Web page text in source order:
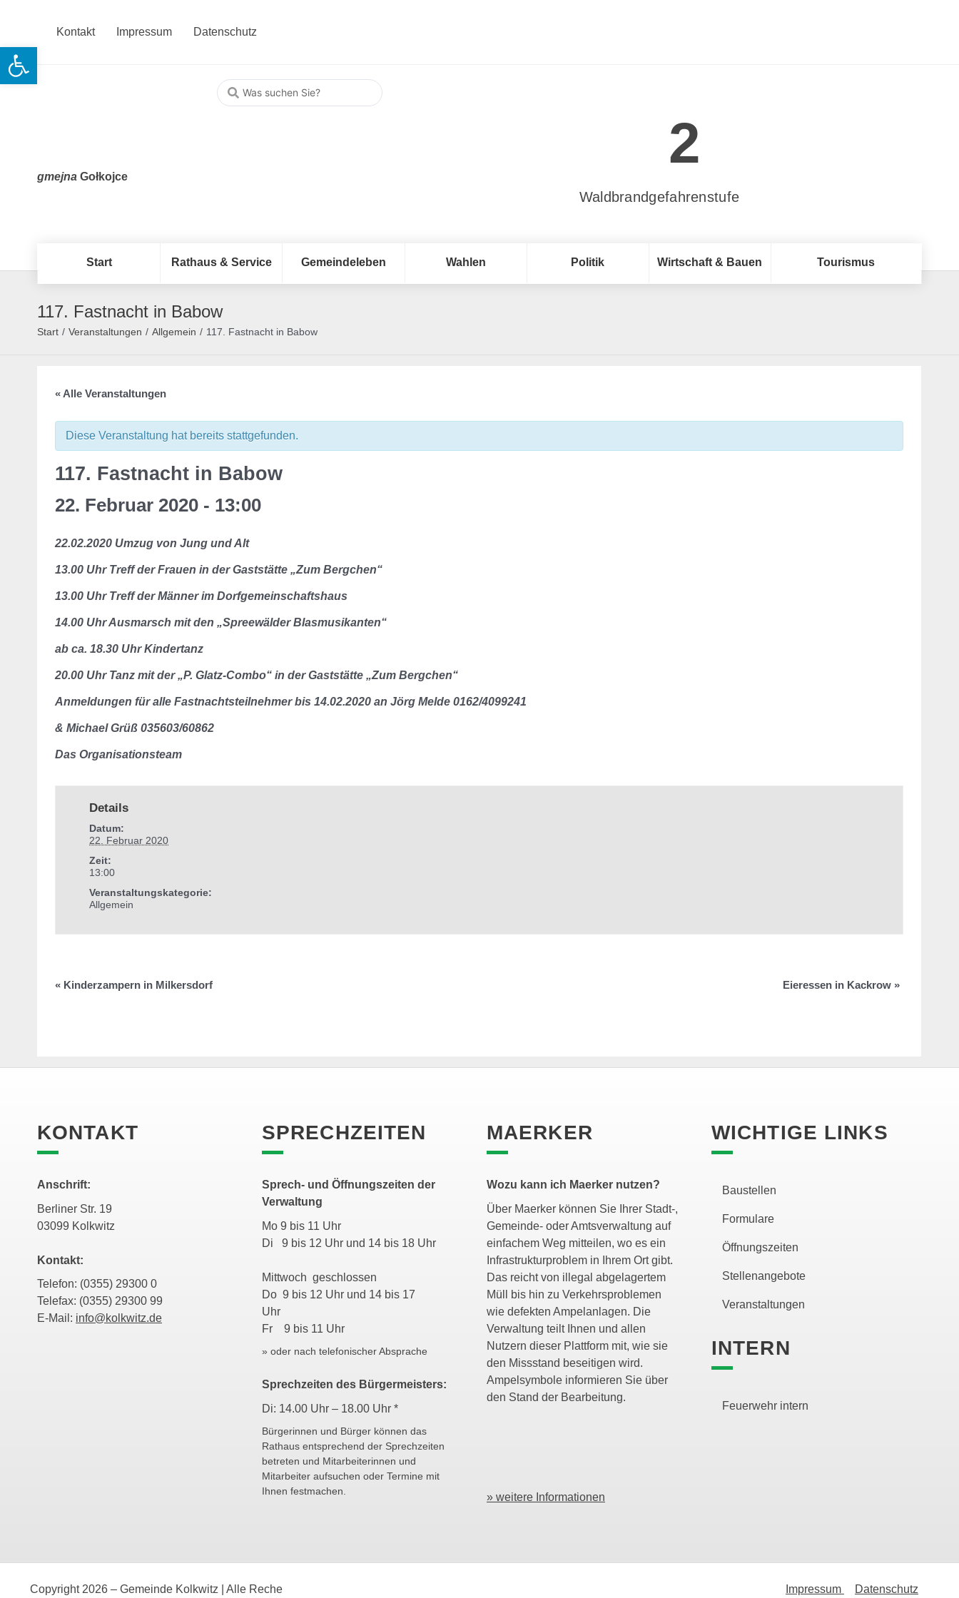
Kontakt Impressum Datenschutz
gmejna Gołkojce
2
Waldbrandgefahrenstufe
Start Rathaus & Service Gemeindeleben Wahlen Politik Wirtschaft & Bauen Tourismus
117. Fastnacht in Babow
Start / Veranstaltungen / Allgemein / 117. Fastnacht in Babow
« Alle Veranstaltungen
Diese Veranstaltung hat bereits stattgefunden.
117. Fastnacht in Babow
22. Februar 2020 - 13:00
22.02.2020 Umzug von Jung und Alt
13.00 Uhr Treff der Frauen in der Gaststätte „Zum Bergchen“
13.00 Uhr Treff der Männer im Dorfgemeinschaftshaus
14.00 Uhr Ausmarsch mit den „Spreewälder Blasmusikanten“
ab ca. 18.30 Uhr Kindertanz
20.00 Uhr Tanz mit der „P. Glatz-Combo“ in der Gaststätte „Zum Bergchen“
Anmeldungen für alle Fastnachtsteilnehmer bis 14.02.2020 an Jörg Melde 0162/4099241
& Michael Grüß 035603/60862
Das Organisationsteam
Details
Datum:
22. Februar 2020
Zeit:
13:00
Veranstaltungskategorie:
Allgemein
« Kinderzampern in Milkersdorf Eieressen in Kackrow »
KONTAKT
Anschrift:
Berliner Str. 19
03099 Kolkwitz
Kontakt:
Telefon: (0355) 29300 0
Telefax: (0355) 29300 99
E-Mail: info@kolkwitz.de
SPRECHZEITEN
Sprech- und Öffnungszeiten der
Verwaltung
Mo 9 bis 11 Uhr
Di 9 bis 12 Uhr und 14 bis 18 Uhr
Mittwoch geschlossen
Do 9 bis 12 Uhr und 14 bis 17
Uhr
Fr 9 bis 11 Uhr
» oder nach telefonischer Absprache
Sprechzeiten des Bürgermeisters:
Di: 14.00 Uhr – 18.00 Uhr *
Bürgerinnen und Bürger können das
Rathaus entsprechend der Sprechzeiten
betreten und Mitarbeiterinnen und
Mitarbeiter aufsuchen oder Termine mit
Ihnen festmachen.
MAERKER
Wozu kann ich Maerker nutzen?
Über Maerker können Sie Ihrer Stadt-,
Gemeinde- oder Amtsverwaltung auf
einfachem Weg mitteilen, wo es ein
Infrastrukturproblem in Ihrem Ort gibt.
Das reicht von illegal abgelagertem
Müll bis hin zu Verkehrsproblemen
wie defekten Ampelanlagen. Die
Verwaltung teilt Ihnen und allen
Nutzern dieser Plattform mit, wie sie
den Missstand beseitigen wird.
Ampelsymbole informieren Sie über
den Stand der Bearbeitung.
» weitere Informationen
WICHTIGE LINKS
Baustellen
Formulare
Öffnungszeiten
Stellenangebote
Veranstaltungen
INTERN
Feuerwehr intern
Copyright 2026 – Gemeinde Kolkwitz | Alle Reche Impressum Datenschutz
Open toolbar